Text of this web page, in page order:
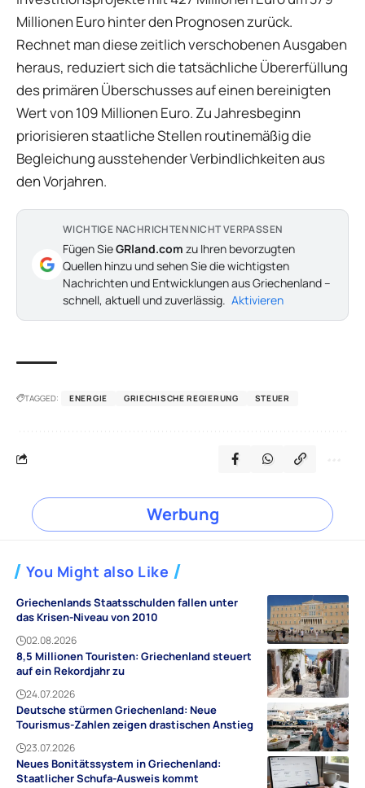
Millionen Euro hinter den Prognosen zurück.
Rechnet man diese zeitlich verschobenen Ausgaben
heraus, reduziert sich die tatsächliche Übererfüllung
des primären Überschusses auf einen bereinigten
Wert von 109 Millionen Euro. Zu Jahresbeginn
priorisieren staatliche Stellen routinemäßig die
Begleichung ausstehender Verbindlichkeiten aus
den Vorjahren.
WICHTIGE NACHRICHTEN NICHT VERPASSEN
Fügen SieGRland.com zu Ihren bevorzugten
Quellen hinzu und sehen Sie die wichtigsten
Nachrichten und Entwicklungen aus Griechenland –
schnell, aktuell und zuverlässig. Aktivieren
TAGGED: ENERGIE GRIECHISCHE REGIERUNG STEUER
Werbung
You Might also Like
Griechenlands Staatsschulden fallen unter
das Krisen-Niveau von 2010
02.08.2026
8,5 Millionen Touristen: Griechenland steuert
auf ein Rekordjahr zu
24.07.2026
Deutsche stürmen Griechenland: Neue
Tourismus-Zahlen zeigen drastischen Anstieg
23.07.2026
Neues Bonitätssystem in Griechenland:
Staatlicher Schufa-Ausweis kommt